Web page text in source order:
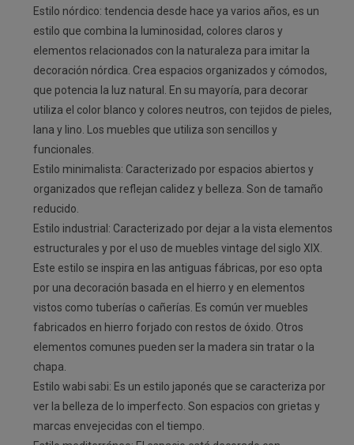
Estilo nórdico: tendencia desde hace ya varios años, es un
estilo que combina la luminosidad, colores claros y
elementos relacionados con la naturaleza para imitar la
decoración nórdica. Crea espacios organizados y cómodos,
que potencia la luz natural. En su mayoría, para decorar
utiliza el color blanco y colores neutros, con tejidos de pieles,
lana y lino. Los muebles que utiliza son sencillos y
funcionales.
Estilo minimalista: Caracterizado por espacios abiertos y
organizados que reflejan calidez y belleza. Son de tamaño
reducido.
Estilo industrial: Caracterizado por dejar a la vista elementos
estructurales y por el uso de muebles vintage del siglo XIX.
Este estilo se inspira en las antiguas fábricas, por eso opta
por una decoración basada en el hierro y en elementos
vistos como tuberías o cañerías. Es común ver muebles
fabricados en hierro forjado con restos de óxido. Otros
elementos comunes pueden ser la madera sin tratar o la
chapa.
Estilo wabi sabi: Es un estilo japonés que se caracteriza por
ver la belleza de lo imperfecto. Son espacios con grietas y
marcas envejecidas con el tiempo.